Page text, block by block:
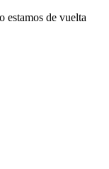
estamos de vuelta